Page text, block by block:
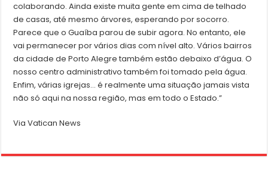
colaborando. Ainda existe muita gente em cima de telhado
de casas, até mesmo árvores, esperando por socorro.
Parece que o Guaíba parou de subir agora. No entanto, ele
vai permanecer por vários dias com nível alto. Vários bairros
da cidade de Porto Alegre também estão debaixo d’água. O
nosso centro administrativo também foi tomado pela água.
Enfim, várias igrejas… é realmente uma situação jamais vista
não só aqui na nossa região, mas em todo o Estado.”
Via Vatican News